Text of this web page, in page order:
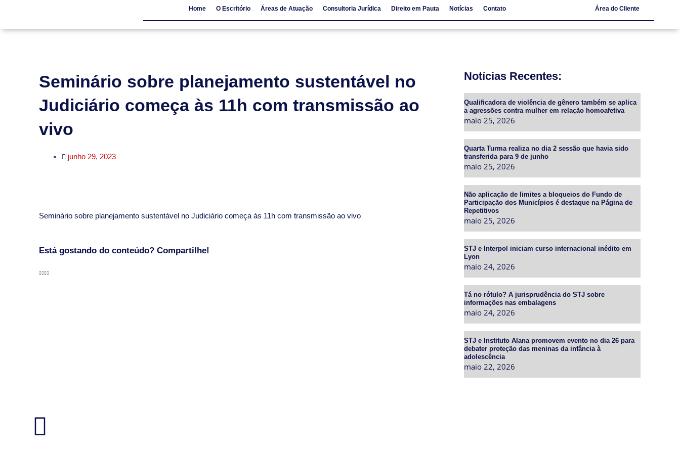
Home O Escritório Áreas de Atuação Consultoria Jurídica Direito em Pauta Notícias Contato Área do Cliente
Seminário sobre planejamento sustentável no
Judiciário começa às 11h com transmissão ao
vivo
junho 29, 2023
​Seminário sobre planejamento sustentável no Judiciário começa às 11h com transmissão ao vivo
Está gostando do conteúdo? Compartilhe!
Notícias Recentes:
Qualificadora de violência de gênero também se aplica
a agressões contra mulher em relação homoafetiva
maio 25, 2026
Quarta Turma realiza no dia 2 sessão que havia sido
transferida para 9 de junho
maio 25, 2026
Não aplicação de limites a bloqueios do Fundo de
Participação dos Municípios é destaque na Página de
Repetitivos
maio 25, 2026
STJ e Interpol iniciam curso internacional inédito em
Lyon
maio 24, 2026
Tá no rótulo? A jurisprudência do STJ sobre
informações nas embalagens
maio 24, 2026
STJ e Instituto Alana promovem evento no dia 26 para
debater proteção das meninas da infância à
adolescência
maio 22, 2026